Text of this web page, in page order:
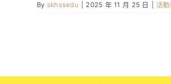
By skhssedu 2025 年 11 月 25 日 活動